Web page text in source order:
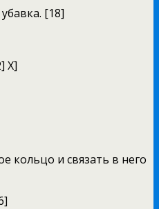
[18]
X]
кольцо и связать в него